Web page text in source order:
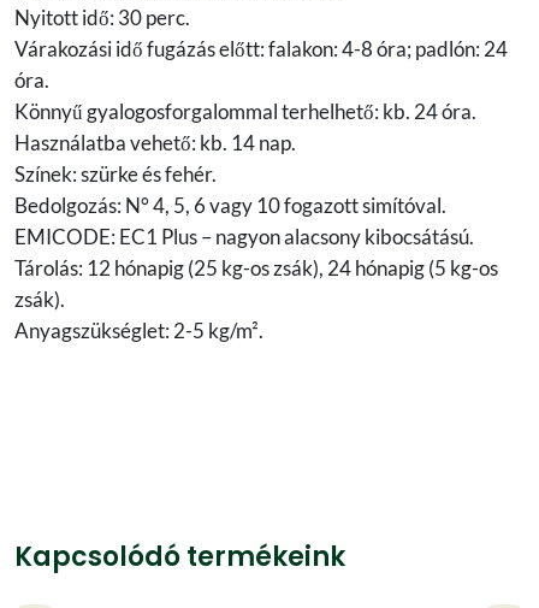
Nyitott idő: 30 perc.
Várakozási idő fugázás előtt: falakon: 4-8 óra; padlón: 24
óra.
Könnyű gyalogosforgalommal terhelhető: kb. 24 óra.
Használatba vehető: kb. 14 nap.
Színek: szürke és fehér.
Bedolgozás: N° 4, 5, 6 vagy 10 fogazott simítóval.
EMICODE: EC1 Plus – nagyon alacsony kibocsátású.
Tárolás: 12 hónapig (25 kg-os zsák), 24 hónapig (5 kg-os
zsák).
Anyagszükséglet: 2-5 kg/m².
Kapcsolódó termékeink